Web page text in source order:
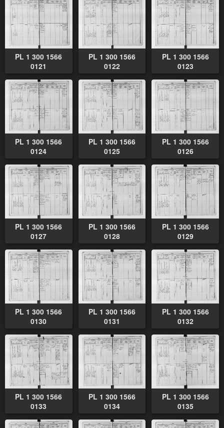
PL 1 300 1566
0121
PL 1 300 1566
0122
PL 1 300 1566
0123
PL 1 300 1566
0124
PL 1 300 1566
0125
PL 1 300 1566
0126
PL 1 300 1566
0127
PL 1 300 1566
0128
PL 1 300 1566
0129
PL 1 300 1566
0130
PL 1 300 1566
0131
PL 1 300 1566
0132
PL 1 300 1566
0133
PL 1 300 1566
0134
PL 1 300 1566
0135